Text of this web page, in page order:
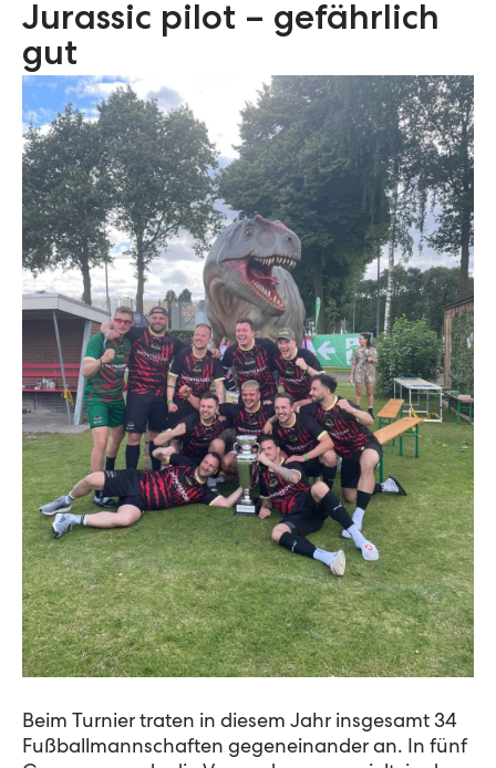
Jurassic pilot – gefährlich
gut
Beim Turnier traten in diesem Jahr insgesamt 34
Fußballmannschaften gegeneinander an. In fünf